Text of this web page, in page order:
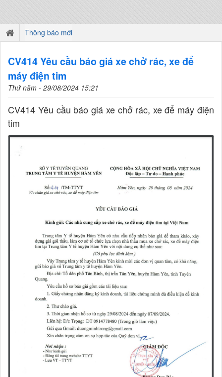
Thông báo mới
CV414 Yêu cầu báo giá xe chở rác, xe để
máy điện tim
Thứ năm - 29/08/2024 15:21
CV414 Yêu cầu báo giá xe chở rác, xe để máy điện
tim